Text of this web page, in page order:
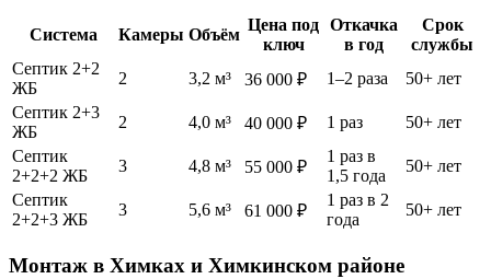
Система Камеры Объём
Цена под
ключ
Откачка
в год
Срок
службы
Септик 2+2
ЖБ
2 3,2 м³ 36 000 ₽ 1–2 раза
50+ лет
Септик 2+3
ЖБ
2 4,0 м³ 40 000 ₽ 1 раз
50+ лет
Септик
2+2+2 ЖБ
3 4,8 м³ 55 000 ₽
1 раз в
1,5 года
50+ лет
Септик
2+2+3 ЖБ
3 5,6 м³ 61 000 ₽
1 раз в 2
года
50+ лет
Монтаж в Химках и Химкинском районе